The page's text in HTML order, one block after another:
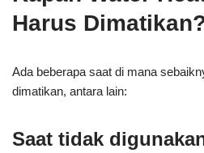
Harus
Ada beberapa saat di mana
dimatikan, antara lain:
Saat tidak